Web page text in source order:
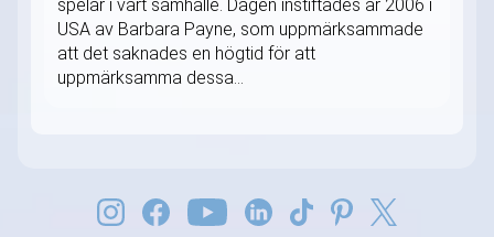
spelar i vårt samhälle. Dagen instiftades år 2006 i
USA av Barbara Payne, som uppmärksammade
att det saknades en högtid för att
uppmärksamma dessa...